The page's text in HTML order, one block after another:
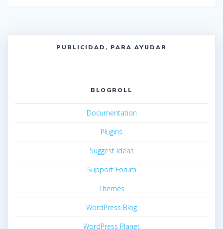
PUBLICIDAD, PARA AYUDAR
BLOGROLL
Documentation
Plugins
Suggest Ideas
Support Forum
Themes
WordPress Blog
WordPress Planet